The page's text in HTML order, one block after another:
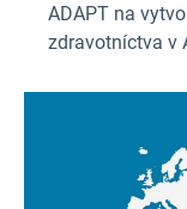
ADAPT na
zdravotníctva v